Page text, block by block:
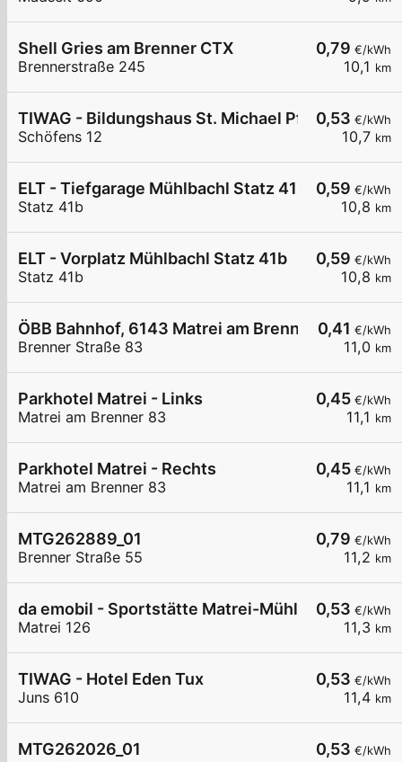
0,79 €/kWh
10,1 km
Shell Gries am Brenner CTX
Brennerstraße 245
0,53 €/kWh
10,7 km
TIWAG - Bildungshaus St. Michael Pfons
Schöfens 12
0,59 €/kWh
10,8 km
ELT - Tiefgarage Mühlbachl Statz 41b
Statz 41b
0,59 €/kWh
10,8 km
ELT - Vorplatz Mühlbachl Statz 41b
Statz 41b
0,41 €/kWh
11,0 km
ÖBB Bahnhof, 6143 Matrei am Brenner
Brenner Straße 83
0,45 €/kWh
11,1 km
Parkhotel Matrei - Links
Matrei am Brenner 83
0,45 €/kWh
11,1 km
Parkhotel Matrei - Rechts
Matrei am Brenner 83
0,79 €/kWh
11,2 km
MTG262889_01
Brenner Straße 55
0,53 €/kWh
11,3 km
da emobil - Sportstätte Matrei-Mühlbachl-Pfons
Matrei 126
0,53 €/kWh
11,4 km
TIWAG - Hotel Eden Tux
Juns 610
0,53 €/kWh
MTG262026_01